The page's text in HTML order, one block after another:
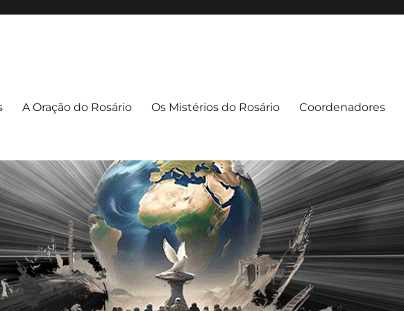
A Oração do Rosário Os Mistérios do Rosário Coordenadores